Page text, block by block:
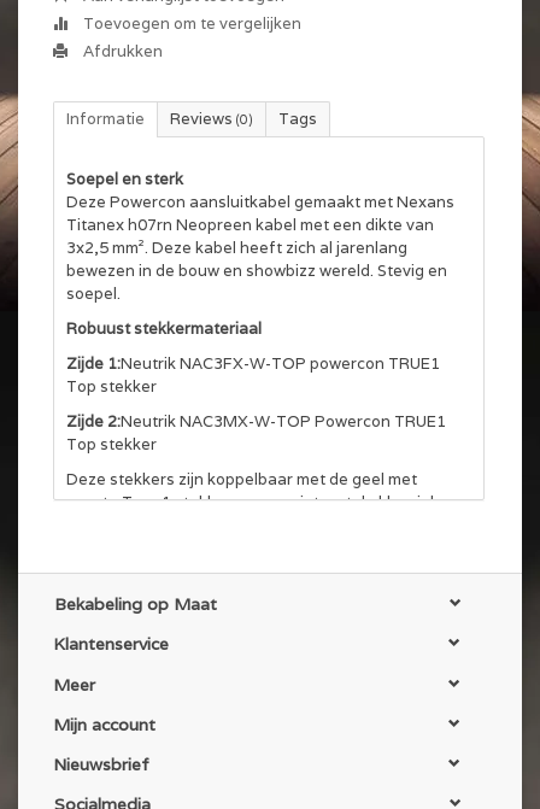
Toevoegen om te vergelijken
Afdrukken
Informatie Reviews (0) Tags
Soepel en sterk
Deze Powercon aansluitkabel gemaakt met Nexans
Titanex h07rn Neopreen kabel met een dikte van
3x2,5 mm². Deze kabel heeft zich al jarenlang
bewezen in de bouw en showbizz wereld. Stevig en
soepel.
Robuust stekkermateriaal
Zijde 1:Neutrik NAC3FX-W-TOP powercon TRUE1
Top stekker
Zijde 2:Neutrik NAC3MX-W-TOP Powercon TRUE1
Top stekker
Deze stekkers zijn koppelbaar met de geel met
zwarte True 1 stekkers, maar niet met de klassieke
krimpkous aan de uiteinden en een klittenband
Alle kabels worden gekeurd volgens NEN 3140 en
met bijbehorend certificaat.
Bekabeling op Maat
Klantenservice
Meer
Mijn account
Nieuwsbrief
Socialmedia